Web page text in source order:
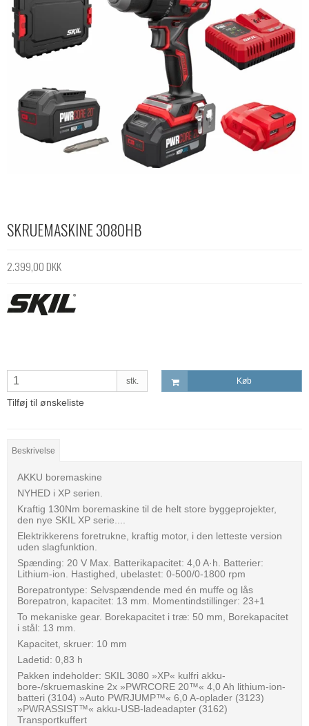
SKRUEMASKINE 3080HB
2.399,00 DKK
stk. Køb
Tilføj til ønskeliste
Beskrivelse
AKKU boremaskine
NYHED i XP serien.
Kraftig 130Nm boremaskine til de helt store byggeprojekter,
den nye SKIL XP serie....
Elektrikkerens foretrukne, kraftig motor, i den letteste version
uden slagfunktion.
Spænding: 20 V Max. Batterikapacitet: 4,0 A·h. Batterier:
Lithium-ion. Hastighed, ubelastet: 0-500/0-1800 rpm
Borepatrontype: Selvspændende med én muffe og lås
Borepatron, kapacitet: 13 mm. Momentindstillinger: 23+1
To mekaniske gear. Borekapacitet i træ: 50 mm, Borekapacitet
i stål: 13 mm.
Kapacitet, skruer: 10 mm
Ladetid: 0,83 h
Pakken indeholder: SKIL 3080 »XP« kulfri akku-
bore-/skruemaskine 2x »PWRCORE 20™« 4,0 Ah lithium-ion-
batteri (3104) »Auto PWRJUMP™« 6,0 A-oplader (3123)
»PWRASSIST™« akku-USB-ladeadapter (3162)
Transportkuffert